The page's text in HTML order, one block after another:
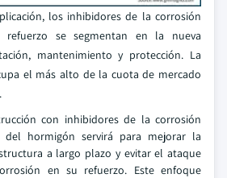
los inhibidores de la corrosión
se segmentan en la nueva
mantenimiento y protección. La
el más alto de la cuota de mercado
con inhibidores de la corrosión
hormigón servirá para mejorar la
a largo plazo y evitar el ataque
en su refuerzo. Este enfoque